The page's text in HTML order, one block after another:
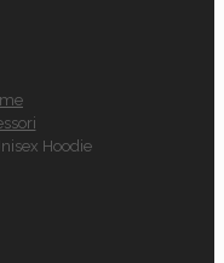
Hoodie